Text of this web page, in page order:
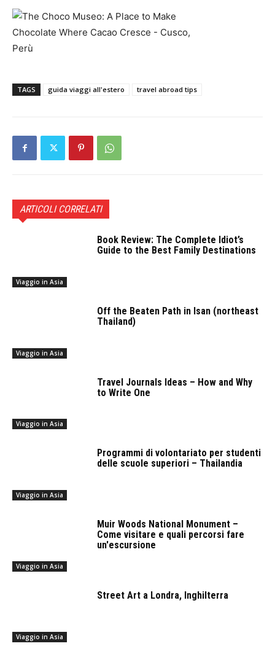
TAGS guida viaggi all'estero travel abroad tips
ARTICOLI CORRELATI
Viaggio in Asia
Book Review: The Complete Idiot’s
Guide to the Best Family Destinations
Viaggio in Asia
Off the Beaten Path in Isan (northeast
Thailand)
Viaggio in Asia
Travel Journals Ideas – How and Why
to Write One
Viaggio in Asia
Programmi di volontariato per studenti
delle scuole superiori – Thailandia
Viaggio in Asia
Muir Woods National Monument –
Come visitare e quali percorsi fare
un'escursione
Viaggio in Asia
Street Art a Londra, Inghilterra